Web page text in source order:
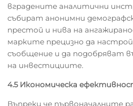
вградените аналитични
събират анонимни
престой и нива на
марките прецизно да
съобщение и да подобряват
на инвестициите.
4.5 Икономическа
Въпреки че първоначалните